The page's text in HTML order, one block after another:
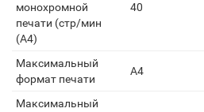
монохромной
печати (стр/мин
(A4)
40
Максимальный
формат печати
A4
Максимальный